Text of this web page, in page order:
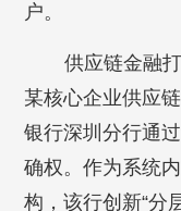
户。
供应链金融
某核心企业供应
银行深圳分行通
确权。作为系统
构，该行创新“分